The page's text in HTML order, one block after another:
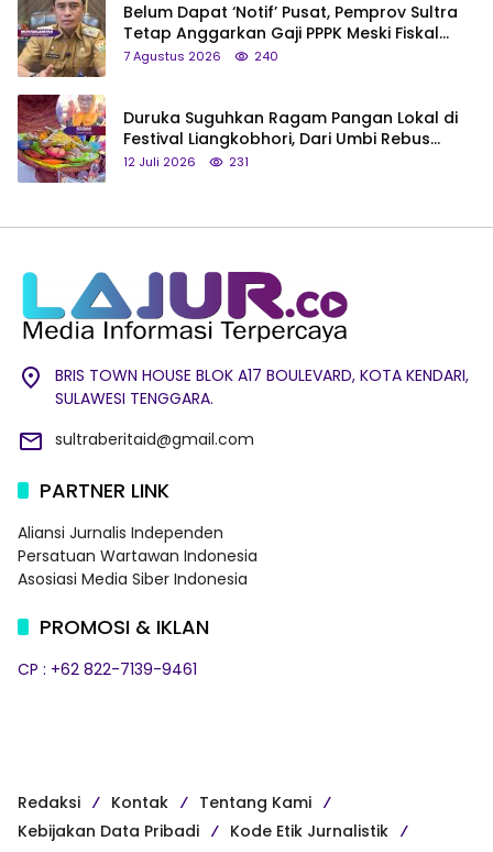
Belum Dapat ‘Notif’ Pusat, Pemprov Sultra
Tetap Anggarkan Gaji PPPK Meski Fiskal
Megap-Megap
7 Agustus 2026 240
Duruka Suguhkan Ragam Pangan Lokal di
Festival Liangkobhori, Dari Umbi Rebus
hingga Tumpeng Beras Muna
12 Juli 2026 231
BRIS TOWN HOUSE BLOK A17 BOULEVARD, KOTA KENDARI,
SULAWESI TENGGARA.
sultraberitaid@gmail.com
PARTNER LINK
Aliansi Jurnalis Independen
Persatuan Wartawan Indonesia
Asosiasi Media Siber Indonesia
PROMOSI & IKLAN
CP : +62 822-7139-9461
Redaksi Kontak
Tentang Kami
Kebijakan Data Pribadi
Kode Etik Jurnalistik